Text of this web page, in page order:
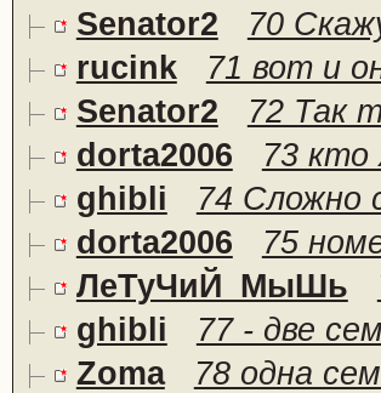
Senator2
70
rucink
71 вот и
Senator2
72 Так
dorta2006
73 кто
ghibli
74 Сложно
dorta2006
75
ЛеТуЧиЙ_МыШь
ghibli
77 - две
Zoma
78 одна